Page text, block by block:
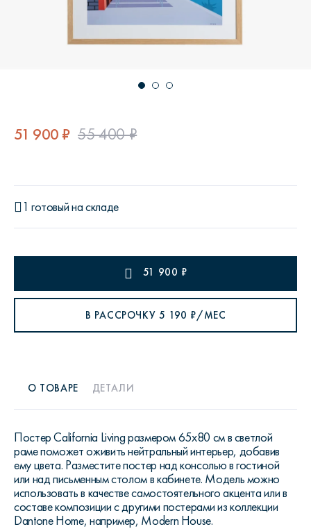
51 900 ₽ 55 400 ₽
1 готовый на складе
51 900 ₽
В РАССРОЧКУ 5 190 ₽/МЕС
О ТОВАРЕ ДЕТАЛИ
Постер California Living размером 65х80 см в светлой
раме поможет оживить нейтральный интерьер, добавив
ему цвета. Разместите постер над консолью в гостиной
или над письменным столом в кабинете. Модель можно
использовать в качестве самостоятельного акцента или в
составе композиции с другими постерами из коллекции
Dantone Home, например, Modern House.